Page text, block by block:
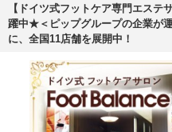
【ドイツ式フットケア専門エステ
躍中★＜ピップグループの企業が
に、全国11店舗を展開中！